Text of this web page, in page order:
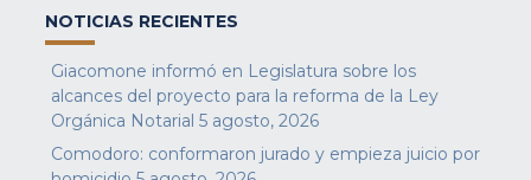
NOTICIAS RECIENTES
Giacomone informó en Legislatura sobre los
alcances del proyecto para la reforma de la Ley
Orgánica Notarial 5 agosto, 2026
Comodoro: conformaron jurado y empieza juicio por